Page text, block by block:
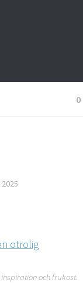
0
2025
och frukost.